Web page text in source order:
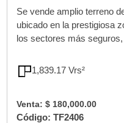
Se vende amplio terreno
ubicado en la prestigiosa
los sectores más
1,839.17 Vrs²
Venta: $ 180,000.00
Código: TF2406